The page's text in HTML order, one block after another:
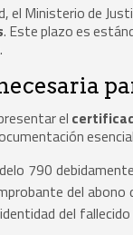
el Ministerio de
. Este plazo es
el
790
del
del